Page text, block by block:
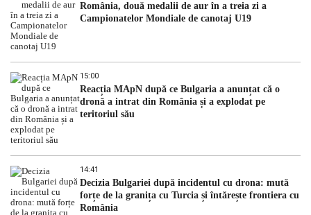
România, două medalii de aur în a treia zi a
Campionatelor Mondiale de canotaj U19
15:00
Reacția MApN după ce Bulgaria a anunțat că o
dronă a intrat din România și a explodat pe
teritoriul său
14:41
Decizia Bulgariei după incidentul cu drona: mută
forțe de la granița cu Turcia și întărește frontiera cu
România